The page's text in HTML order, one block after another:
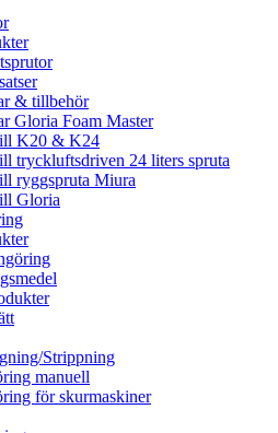
& tillbehör
Gloria Foam Master
K20 & K24
tryckluftsdriven 24 liters spruta
ryggspruta Miura
Gloria
Strippning
manuell
för skurmaskiner